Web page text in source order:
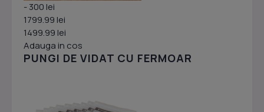
- 300 lei
1799.99 lei
1499.99 lei
Adauga in cos
PUNGI DE VIDAT CU FERMOAR